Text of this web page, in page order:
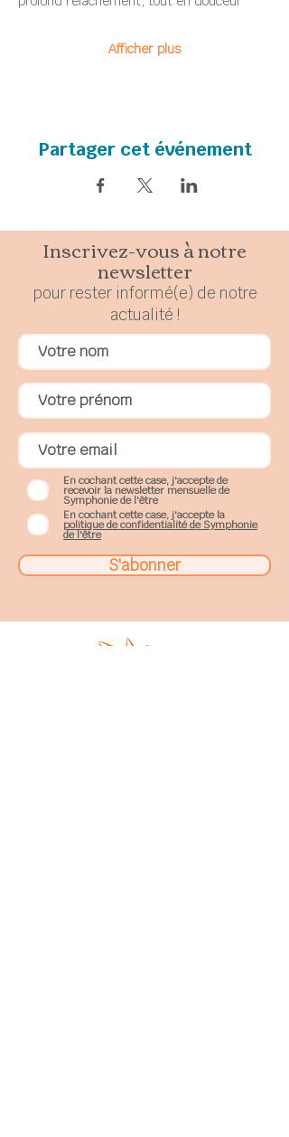
Afficher plus
Partager cet événement
Inscrivez-vous à notre
newsletter
pour resterinformé(e) de notre
actualité !
En cochant cette case, j'accepte de
recevoir la newsletter mensuelle de
Symphonie de l'être
En cochant cette case, j'accepte la
politique de confidentialité de Symphonie
de l'être
S'abonner